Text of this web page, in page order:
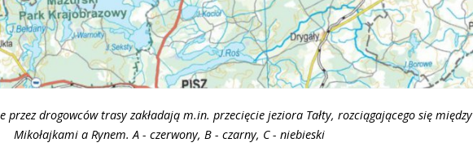
przez drogowców trasy zakładają m.in. przecięcie jeziora Tałty, rozciągającego się między
Mikołajkami a Rynem. A - czerwony, B - czarny, C - niebieski